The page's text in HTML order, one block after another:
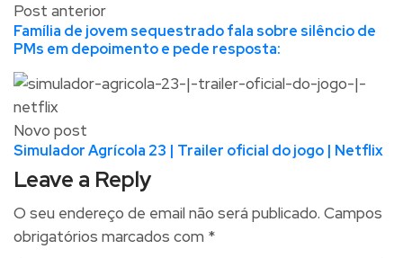
Post anterior
Família de jovem sequestrado fala sobre silêncio de
PMs em depoimento e pede resposta:
Novo post
Simulador Agrícola 23 | Trailer oficial do jogo | Netflix
Leave a Reply
O seu endereço de email não será publicado. Campos
obrigatórios marcados com *